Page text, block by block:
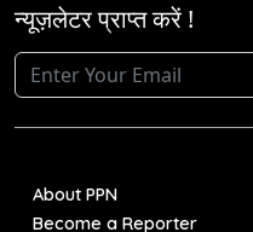
न्यूज़लेटर प्राप्त करें !
About PPN
Become a Reporter